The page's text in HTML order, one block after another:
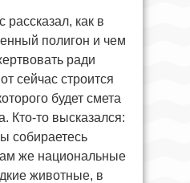
рассказал, как в
полигон и чем
ради
сейчас строится
будет смета
Кто-то высказался:
собираетесь
же национальные
животные, в